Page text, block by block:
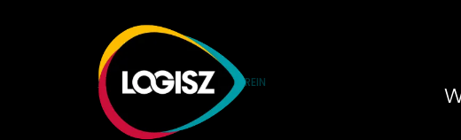
HOME TEAM COEN SEVEREIN